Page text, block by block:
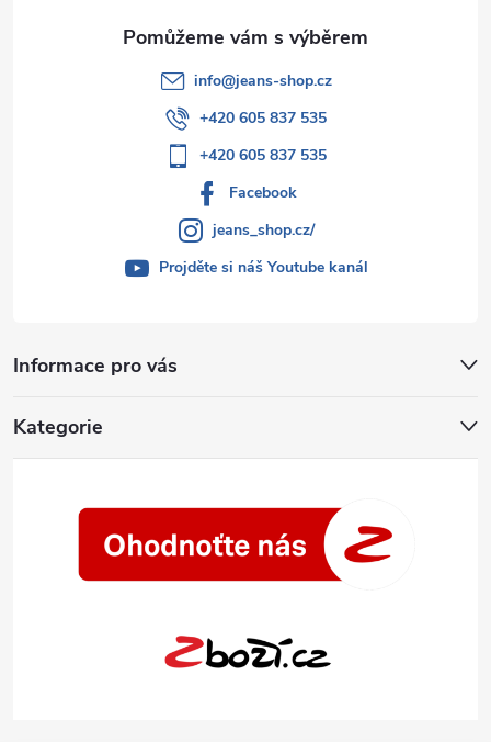
Informace pro vás
Kategorie
info@jeans-shop.cz
+420 605 837 535
+420 605 837 535
Facebook
jeans_shop.cz/
Projděte si náš Youtube kanál